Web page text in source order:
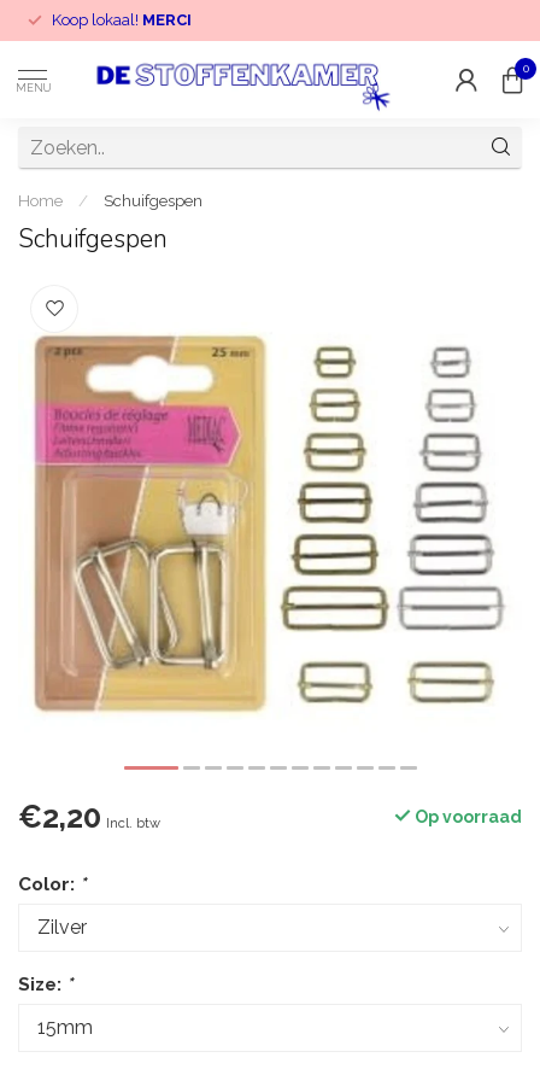
Koop lokaal! MERCI
MENU
0
Home / Schuifgespen
Schuifgespen
€2,20 Incl. btw Op voorraad
Color: *
Size: *